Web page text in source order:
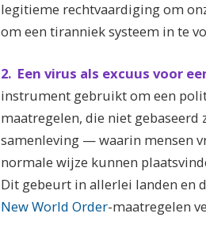
legitieme rechtvaardiging om
om een tiranniek systeem in te
2. Een virus als excuus voor
instrument gebruikt om een
maatregelen, die niet
samenleving — waarin mensen
normale wijze kunnen
Dit gebeurt in allerlei landen en
New World Order-maatregelen